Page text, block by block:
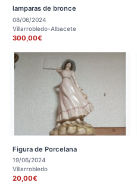
lamparas de bronce
08/06/2024
Villarrobledo-Albacete
300,00€
Figura de Porcelana
19/06/2024
Villarrobledo
20,00€